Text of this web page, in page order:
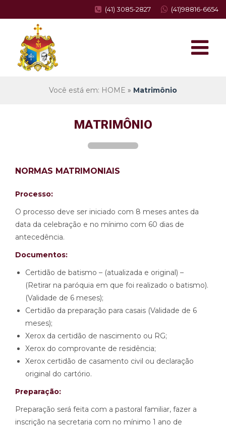
(41)98816-6654
(41) 3085-2827
Você está em: HOME » Matrimônio
MATRIMÔNIO
NORMAS MATRIMONIAIS
Processo:
O processo deve ser iniciado com 8 meses antes da
data da celebração e no mínimo com 60 dias de
antecedência.
Documentos:
Certidão de batismo – (atualizada e original) –
(Retirar na paróquia em que foi realizado o batismo).
(Validade de 6 meses);
Certidão da preparação para casais (Validade de 6
meses);
Xerox da certidão de nascimento ou RG;
Xerox do comprovante de residência;
Xerox certidão de casamento civil ou declaração
original do cartório.
Preparação:
Preparação será feita com a pastoral familiar, fazer a
inscrição na secretaria com no mínimo 1 ano de